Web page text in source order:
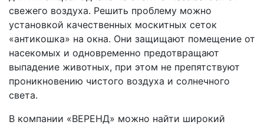
свежего воздуха. Решить проблему можно
установкой качественных москитных сеток
«антикошка» на окна. Они защищают помещение от
насекомых и одновременно предотвращают
выпадение животных, при этом не препятствуют
проникновению чистого воздуха и солнечного
света.
В компании «ВЕРЕНД» можно найти широкий